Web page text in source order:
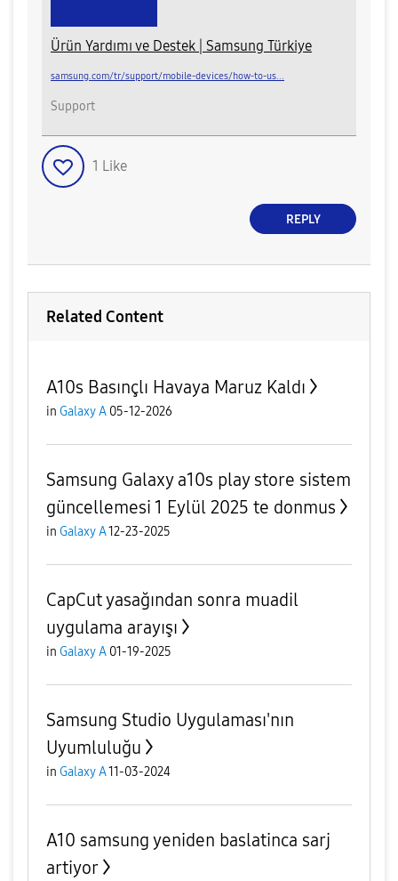
Ürün Yardımı ve Destek | Samsung Türkiye
samsung.com/tr/support/mobile-devices/how-to-us...
Support
1 Like
REPLY
Related Content
A10s Basınçlı Havaya Maruz Kaldı
in Galaxy A 05-12-2026
Samsung Galaxy a10s play store sistem
güncellemesi 1 Eylül 2025 te donmus
in Galaxy A12-23-2025
CapCut yasağından sonra muadil
uygulama arayışı
in Galaxy A 01-19-2025
Samsung Studio Uygulaması'nın
Uyumluluğu
in Galaxy A11-03-2024
A10 samsung yeniden baslatinca sarj
artiyor